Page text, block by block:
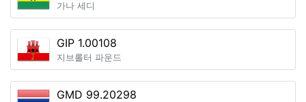
가나 세디
GIP 1.00108
지브롤터 파운드
GMD 99.20298